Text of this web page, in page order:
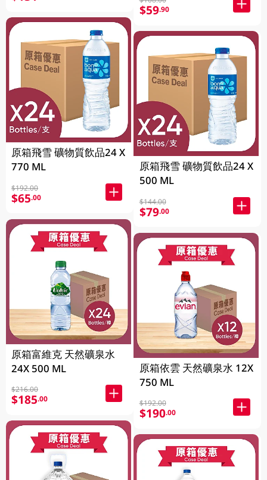
原箱飛雪 礦物質飲品24 X
770 ML
$192.00
$65.00
原箱富維克 天然礦泉水
24X 500 ML
$216.00
$185.00
$59.90
原箱飛雪 礦物質飲品24 X
500 ML
$144.00
$79.00
原箱依雲 天然礦泉水 12X
750 ML
$192.00
$190.00